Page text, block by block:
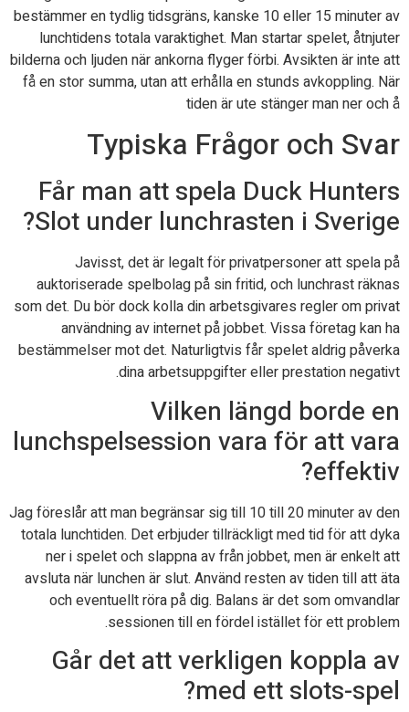
bestämmer en tydlig tidsgräns, kanske 10 eller 15 minuter av
lunchtidens totala varaktighet. Man startar spelet, åtnjuter
bilderna och ljuden när ankorna flyger förbi. Avsikten är inte att
få en stor summa, utan att erhålla en stunds avkoppling. När
tiden är ute stänger man ner och å
Typiska Frågor och Svar
Får man att spela Duck Hunters
Slot under lunchrasten i Sverige?
Javisst, det är legalt för privatpersoner att spela på
auktoriserade spelbolag på sin fritid, och lunchrast räknas
som det. Du bör dock kolla din arbetsgivares regler om privat
användning av internet på jobbet. Vissa företag kan ha
bestämmelser mot det. Naturligtvis får spelet aldrig påverka
dina arbetsuppgifter eller prestation negativt.
Vilken längd borde en
lunchspelsession vara för att vara
effektiv?
Jag föreslår att man begränsar sig till 10 till 20 minuter av den
totala lunchtiden. Det erbjuder tillräckligt med tid för att dyka
ner i spelet och slappna av från jobbet, men är enkelt att
avsluta när lunchen är slut. Använd resten av tiden till att äta
och eventuellt röra på dig. Balans är det som omvandlar
sessionen till en fördel istället för ett problem.
Går det att verkligen koppla av
med ett slots-spel?